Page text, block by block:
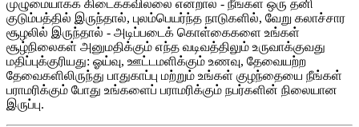
முழுமையாகக் கிடைக்கவில்லை என்றால் - நீங்கள் ஒரு தனி
குடும்பத்தில் இருந்தால், புலம்பெயர்ந்த நாடுகளில், வேறு கலாச்சார
சூழலில் இருந்தால் - அடிப்படைக் கொள்கைகளை உங்கள்
சூழ்நிலைகள் அனுமதிக்கும் எந்த வடிவத்திலும் உருவாக்குவது
மதிப்புக்குரியது: ஓய்வு, ஊட்டமளிக்கும் உணவு, தேவையற்ற
தேவைகளிலிருந்து பாதுகாப்பு மற்றும் உங்கள் குழந்தையை நீங்கள்
பராமரிக்கும் போது உங்களைப் பராமரிக்கும் நபர்களின் நிலையான
இருப்பு.